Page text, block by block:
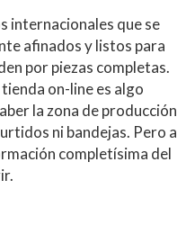
internacionales que se
afinados y listos para
por piezas completas.
on-line es algo
la zona de producción
ni bandejas. Pero a
completísima del